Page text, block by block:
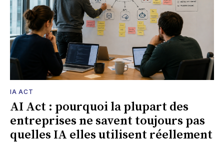
IA ACT
AI Act : pourquoi la plupart des
entreprises ne savent toujours pas
quelles IA elles utilisent réellement